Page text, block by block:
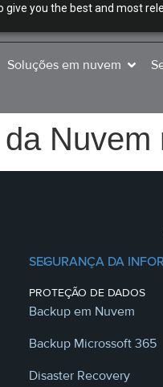
give you the best and most
Soluções em nuvem
SEGURANÇA DA
PROTEÇÃO DE DADOS
Backup em Nuvem
Backup Microssoft 365
Disaster Recovery